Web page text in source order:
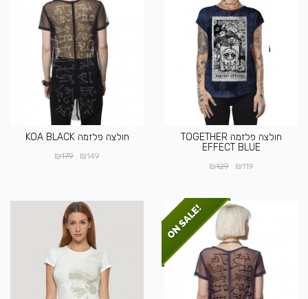
חולצה פלזמה TOGETHER
EFFECT BLUE
₪119
₪129
חולצה פלזמה KOA BLACK
₪149
₪179